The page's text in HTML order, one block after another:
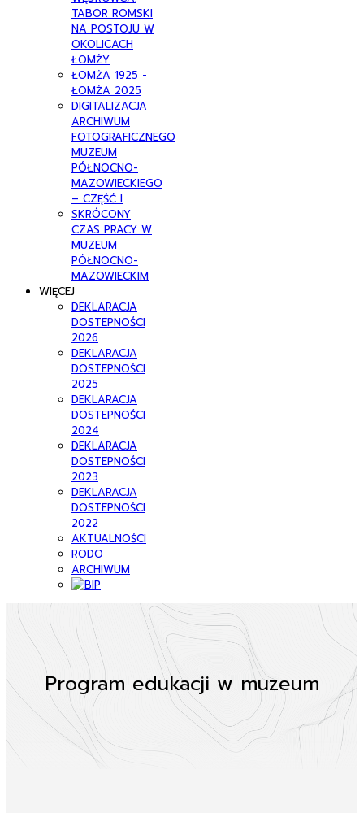
TABOR ROMSKI
NA POSTOJU W
OKOLICACH
ŁOMŻY
ŁOMŻA 1925 -
ŁOMŻA 2025
DIGITALIZACJA
ARCHIWUM
FOTOGRAFICZNEGO
MUZEUM
PÓŁNOCNO-
MAZOWIECKIEGO
– CZĘŚĆ I
SKRÓCONY
CZAS PRACY W
MUZEUM
PÓŁNOCNO-
MAZOWIECKIM
WIĘCEJ
DEKLARACJA
DOSTEPNOŚCI
2026
DEKLARACJA
DOSTEPNOŚCI
2025
DEKLARACJA
DOSTEPNOŚCI
2024
DEKLARACJA
DOSTEPNOŚCI
2023
DEKLARACJA
DOSTEPNOŚCI
2022
AKTUALNOŚCI
RODO
ARCHIWUM
Program edukacji w muzeum